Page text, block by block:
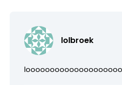
lolbroek